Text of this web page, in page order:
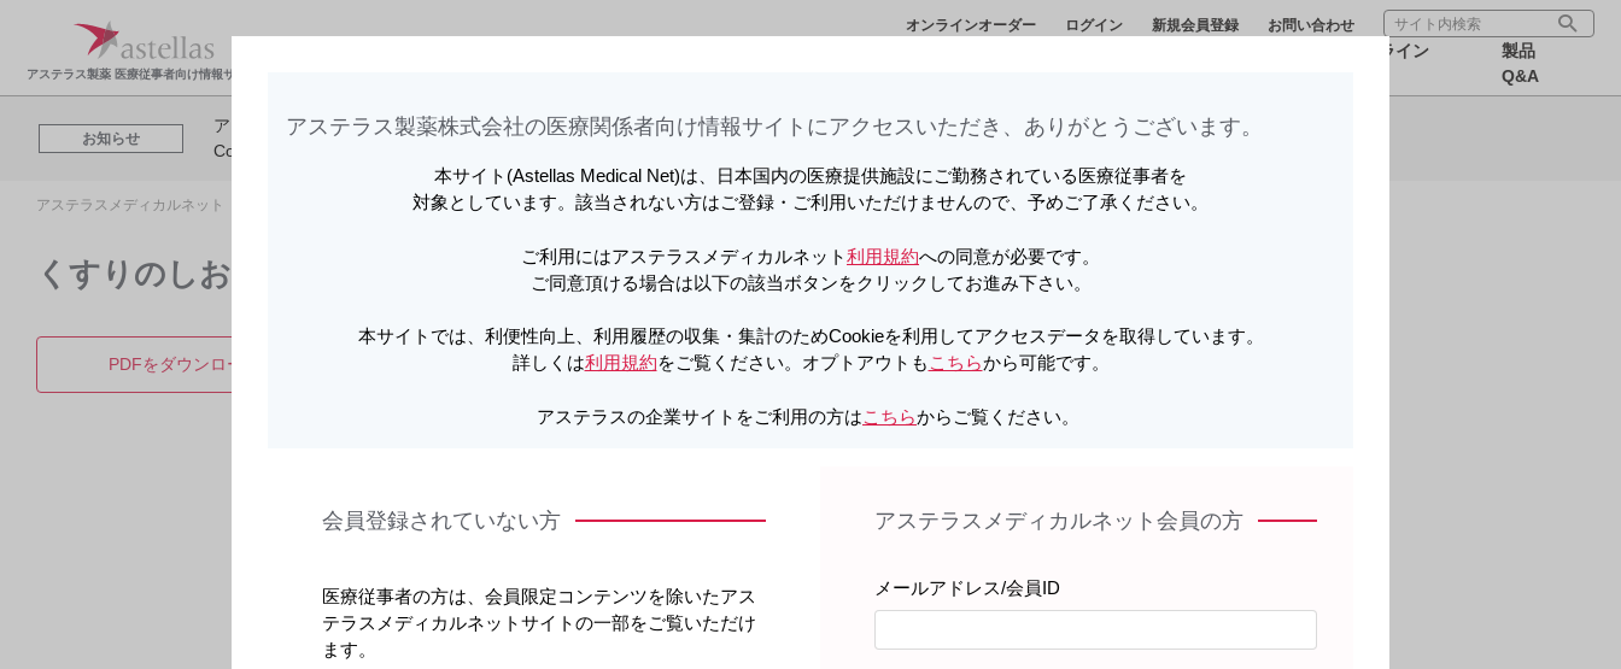
アステラス製薬 医療従事者向け情報サイト
オンラインオーダー ログイン 新規会員登録 お問い合わせ
オンライン
製品
Q&A
お知らせ
アステラスメディカルネットでは、利便性向上、利用履歴の収集・集計のため
Cookieを利用してアクセスデータを取得しています。詳しくは
アステラスメディカルネット トップ イリボーOD錠2.5μg・OD錠5μg PDF
くすりのしおり | イリボーOD錠5μg くすりのしおり | イリボー
PDFをダウンロード 製品詳細 製品Q&A
アステラス製薬株式会社の医療関係者向け情報サイトに​アクセスいただき、ありがとうございます。​
本サイト(Astellas Medical Net)は、日本国内の医療提供施設にご勤務されている医療従事者を
対象としています。該当されない方はご登録・ご利用いただけませんので、予めご了承ください。
ご利用にはアステラスメディカルネット利用規約への同意が必要です。
ご同意頂ける場合は以下の該当ボタンをクリックしてお進み下さい。
本サイトでは、利便性向上、利用履歴の収集・集計のためCookieを利用してアクセスデータを取得しています。
詳しくは利用規約をご覧ください。オプトアウトも こちらから可能です。
アステラスの企業サイトをご利用の方はこちらからご覧ください。
会員登録されていない方
医療従事者の方は、会員限定コンテンツを除いたアス
テラスメディカルネットサイトの一部をご覧いただけ
ます。
アステラスメディカルネット会員の方
メールアドレス/会員ID